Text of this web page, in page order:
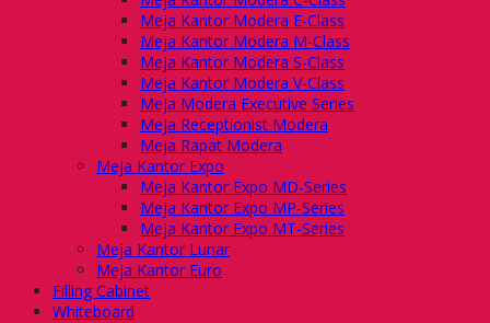
Meja Kantor Modera E-Class
Meja Kantor Modera M-Class
Meja Kantor Modera S-Class
Meja Kantor Modera V-Class
Meja Modera Executive Series
Meja Receptionist Modera
Meja Rapat Modera
Meja Kantor Expo
Meja Kantor Expo MD-Series
Meja Kantor Expo MP-Series
Meja Kantor Expo MT-Series
Meja Kantor Lunar
Meja Kantor Euro
Filling Cabinet
Whiteboard